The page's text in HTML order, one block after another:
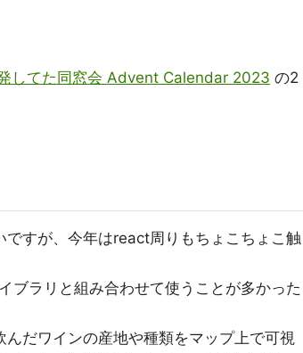
してた同窓会 Advent Calendar 2023 の2
すが、今年はreact周りもちょこちょこ触
ブラリと組み合わせて使うことが多かった
だワインの産地や種類をマップ上で可視